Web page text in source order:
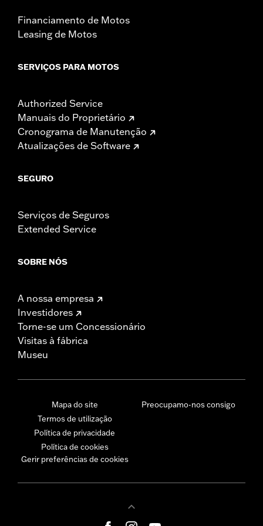
Financiamento de Motos
Leasing de Motos
SERVIÇOS PARA MOTOS
Authorized Service
Manuais do Proprietário
Cronograma de Manutenção
Atualizações de Software
SEGURO
Serviços de Seguros
Extended Service
SOBRE NÓS
A nossa empresa
Investidores
Torne-se um Concessionário
Visitas à fábrica
Museu
Mapa do site
Termos de utilização
Política de privacidade
Política de cookies
Gerir preferências de cookies
Preocupamo-nos consigo